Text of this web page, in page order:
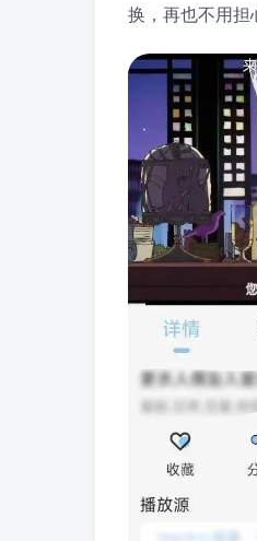
换，再也不用担